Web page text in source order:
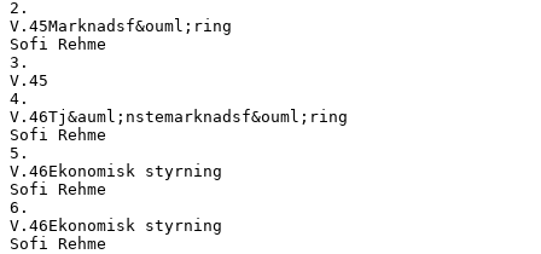
2.
V.45Marknadsf&ouml;ring
Sofi Rehme
3.
V.45
4.
V.46Tj&auml;nstemarknadsf&ouml;ring
Sofi Rehme
5.
V.46Ekonomisk styrning
Sofi Rehme
6.
V.46Ekonomisk styrning
Sofi Rehme